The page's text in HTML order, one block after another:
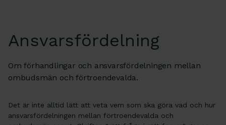
Ansvarsfördelning
Om förhandlingar och ansvarsfördelningen mellan
ombudsmän och förtroendevalda.
Det är inte alltid lätt att veta vem som ska göra vad och hur
ansvarsfördelningen mellan förtroendevalda och